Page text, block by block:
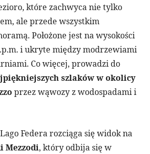
które zachwyca nie tylko
ale przede wszystkim
Położone jest na wysokości
i ukryte między modrzewiami
Co więcej, prowadzi do
szlaków w okolicy
przez wąwozy z wodospadami i
Federa rozciąga się widok na
Mezzodi, który odbija się w